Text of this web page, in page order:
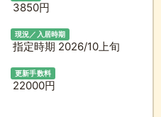
3850円
現況／入居時期
指定時期 2026/10上旬
更新手数料
22000円